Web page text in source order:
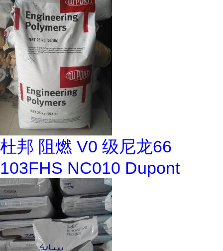
杜邦 阻燃 V0 级尼龙66
103FHS NC010 Dupont